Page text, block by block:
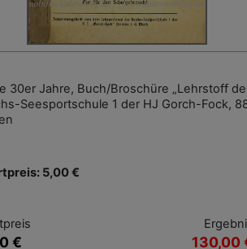
30er Jahre, Buch/Broschüre „Lehrstoff
Seesportschule 1 der HJ Gorch-Fock,
5,00 €
€ 130,00